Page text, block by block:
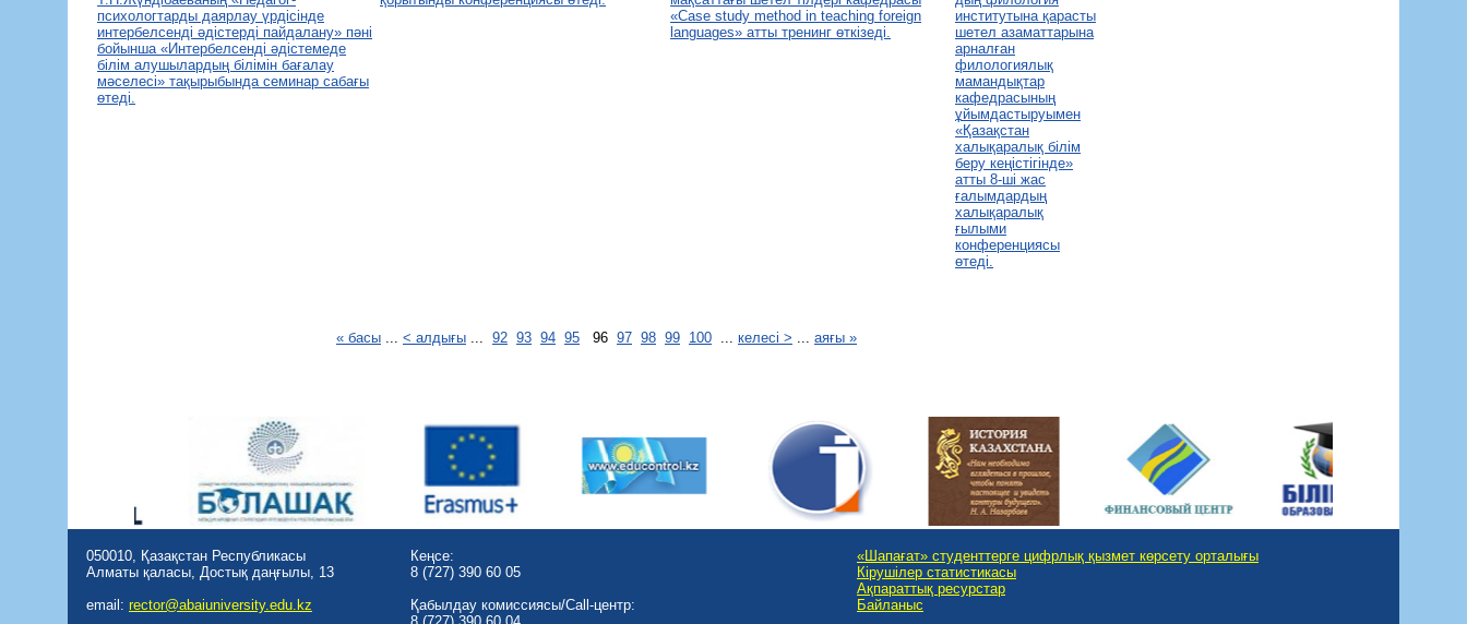
психологтарды даярлау үрдісінде
интербелсенді әдістерді пайдалану» пәні
бойынша «Интербелсенді әдістемеде
білім алушылардың білімін бағалау
мәселесі» тақырыбында семинар сабағы
өтеді.
«Case study method in teaching foreign
languages» атты тренинг өткізеді.
институтына қарасты
шетел азаматтарына
арналған
филологиялық
мамандықтар
кафедрасының
ұйымдастыруымен
«Қазақстан
халықаралық білім
беру кеңістігінде»
атты 8-ші жас
ғалымдардың
халықаралық
ғылыми
конференциясы
өтеді.
« басы ... < алдығы ... 92 93 94 95 96 97 98 99 100 ... келесі > ... аяғы »
050010, Қазақстан Республикасы
Алматы қаласы, Достық даңғылы, 13
email: rector@abaiuniversity.edu.kz
Кеңсе:
8 (727) 390 60 05
Қабылдау комиссиясы/Call-центр:
«Шапағат» студенттерге цифрлық қызмет көрсету орталығы
Кірушілер статистикасы
Ақпараттық ресурстар
Байланыс